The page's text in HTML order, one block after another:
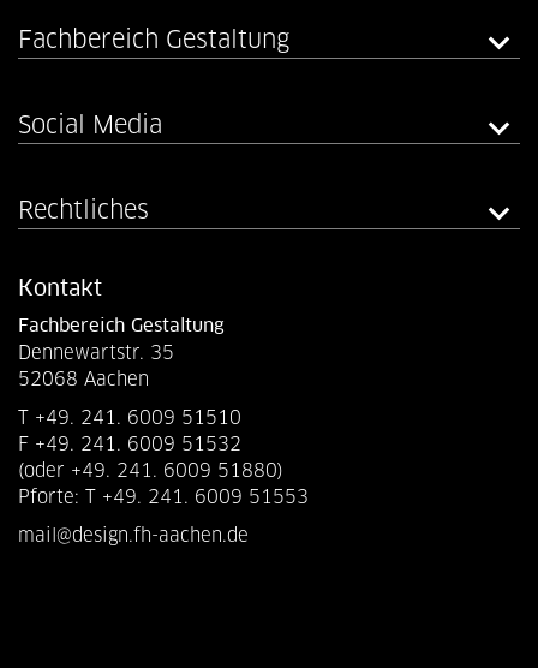
Fachbereich Gestaltung
Social Media
Rechtliches
Kontakt
Fachbereich Gestaltung
Dennewartstr. 35
52068 Aachen
T +49. 241. 6009 51510
F +49. 241. 6009 51532
(oder +49. 241. 6009 51880)
Pforte: T +49. 241. 6009 51553
mail@design.fh-aachen.de